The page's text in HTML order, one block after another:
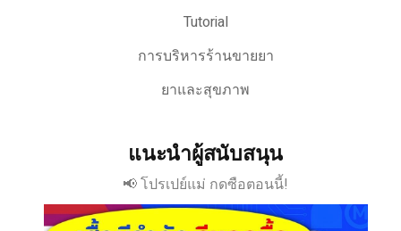
Tutorial
การบริหารร้านขายยา
ยาและสุขภาพ
แนะนำผู้สนับสนุน
📢 โปรเปย์แม่ กดซือตอนนี้!